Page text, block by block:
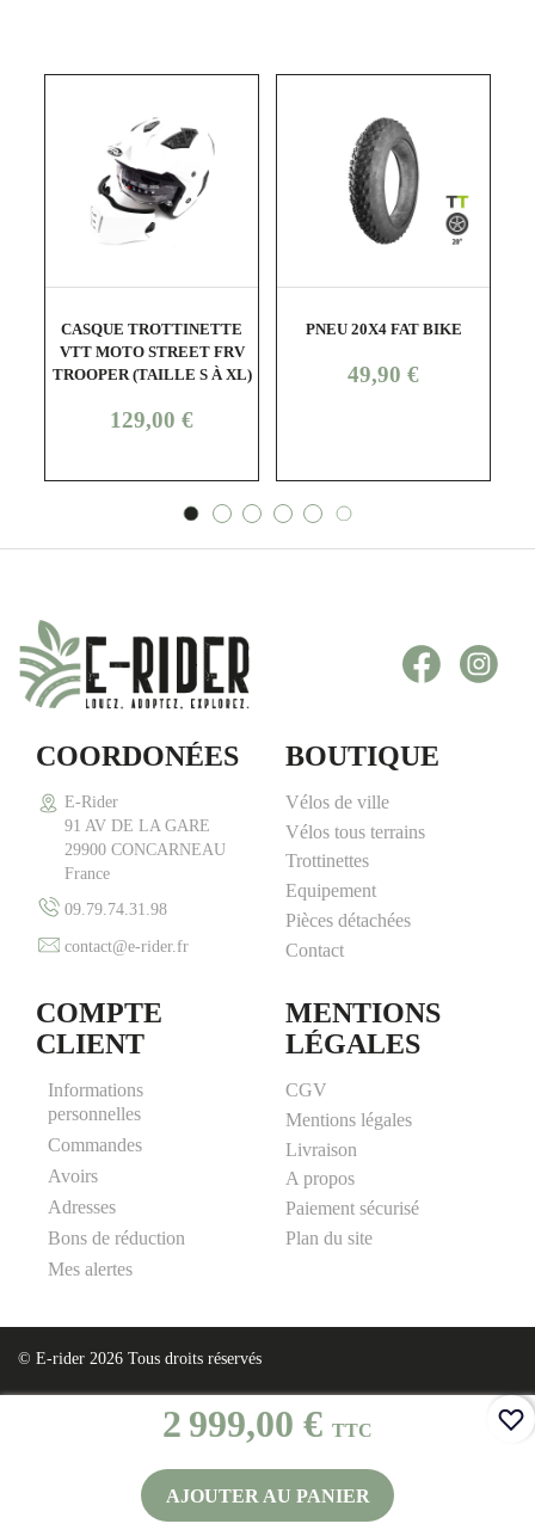
2 999,00 € TTC
AJOUTER AU PANIER
shopping_cart visibility
CASQUE TROTTINETTE
VTT MOTO STREET FRV
TROOPER (TAILLE S À XL)
Prix
129,00 €
shopping_cart visibility
PNEU 20X4 FAT BIKE
Prix
49,90 €
Facebook
COORDONÉES
E-Rider
91 AV DE LA GARE
29900 CONCARNEAU
France
09.79.74.31.98
contact@e-rider.fr
BOUTIQUE
Vélos de ville
Vélos tous terrains
Trottinettes
Equipement
Pièces détachées
Contact
COMPTE
CLIENT
Informations
personnelles
Commandes
Avoirs
Adresses
Bons de réduction
Mes alertes
MENTIONS
LÉGALES
CGV
Mentions légales
Livraison
A propos
Paiement sécurisé
Plan du site
© E-rider 2026 Tous droits réservés